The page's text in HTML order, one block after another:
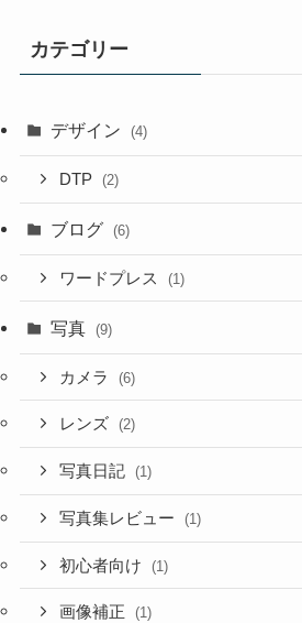
カテゴリー
デザイン (4)
DTP (2)
ブログ (6)
ワードプレス (1)
写真 (9)
カメラ (6)
レンズ (2)
写真日記 (1)
写真集レビュー (1)
初心者向け (1)
画像補正 (1)